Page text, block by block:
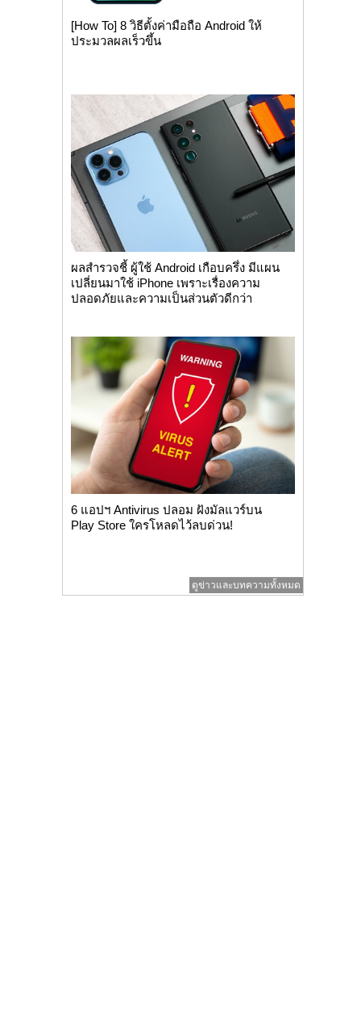
[How To] 8 วิธีตั้งค่ามือถือ Android ให้
ประมวลผลเร็วขึ้น
ผลสำรวจชี้ ผู้ใช้ Android เกือบครึ่ง มีแผน
เปลี่ยนมาใช้ iPhone เพราะเรื่องความ
ปลอดภัยและความเป็นส่วนตัวดีกว่า
6 แอปฯ Antivirus ปลอม ฝังมัลแวร์บน
Play Store ใครโหลดไว้ลบด่วน!
ดูข่าวและบทความทั้งหมด